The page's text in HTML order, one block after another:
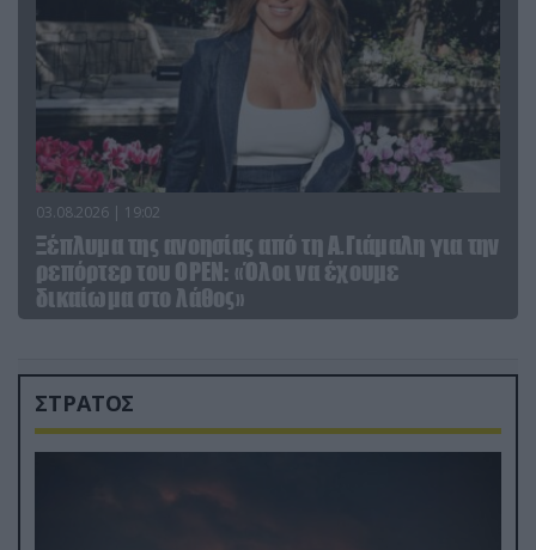
03.08.2026 | 19:02
Ξέπλυμα της ανοησίας από τη Α.Γιάμαλη για την
ρεπόρτερ του ΟΡΕΝ: «Όλοι να έχουμε
δικαίωμα στο λάθος»
ΣΤΡΑΤΟΣ